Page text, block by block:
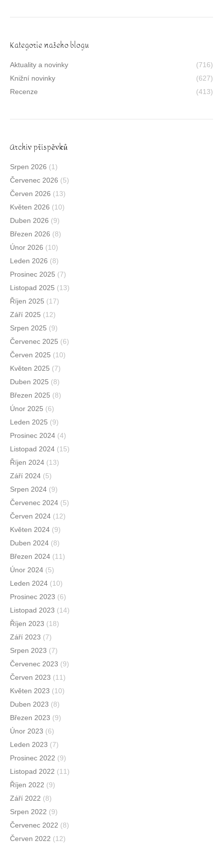
Kategorie našeho blogu
Aktuality a novinky
(716)
Knižní novinky
(627)
Recenze
(413)
Archív příspěvků
Srpen 2026 (1)
Červenec 2026 (5)
Červen 2026 (13)
Květen 2026 (10)
Duben 2026 (9)
Březen 2026 (8)
Únor 2026 (10)
Leden 2026 (8)
Prosinec 2025 (7)
Listopad 2025 (13)
Říjen 2025 (17)
Září 2025 (12)
Srpen 2025 (9)
Červenec 2025 (6)
Červen 2025 (10)
Květen 2025 (7)
Duben 2025 (8)
Březen 2025 (8)
Únor 2025 (6)
Leden 2025 (9)
Prosinec 2024 (4)
Listopad 2024 (15)
Říjen 2024 (13)
Září 2024 (5)
Srpen 2024 (9)
Červenec 2024 (5)
Červen 2024 (12)
Květen 2024 (9)
Duben 2024 (8)
Březen 2024 (11)
Únor 2024 (5)
Leden 2024 (10)
Prosinec 2023 (6)
Listopad 2023 (14)
Říjen 2023 (18)
Září 2023 (7)
Srpen 2023 (7)
Červenec 2023 (9)
Červen 2023 (11)
Květen 2023 (10)
Duben 2023 (8)
Březen 2023 (9)
Únor 2023 (6)
Leden 2023 (7)
Prosinec 2022 (9)
Listopad 2022 (11)
Říjen 2022 (9)
Září 2022 (8)
Srpen 2022 (9)
Červenec 2022 (8)
Červen 2022 (12)